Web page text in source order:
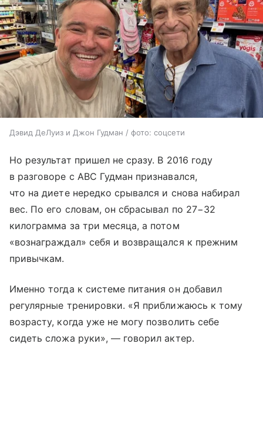
Дэвид ДеЛуиз и Джон Гудман / фото: соцсети
Но результат пришел не сразу. В 2016 году
в разговоре с ABC Гудман признавался,
что на диете нередко срывался и снова набирал
вес. По его словам, он сбрасывал по 27−32
килограмма за три месяца, а потом
«вознаграждал» себя и возвращался к прежним
привычкам.
Именно тогда к системе питания он добавил
регулярные тренировки. «Я приближаюсь к тому
возрасту, когда уже не могу позволить себе
сидеть сложа руки», — говорил актер.